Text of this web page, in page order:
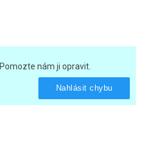
Pomozte nám ji opravit.
Nahlásit chybu